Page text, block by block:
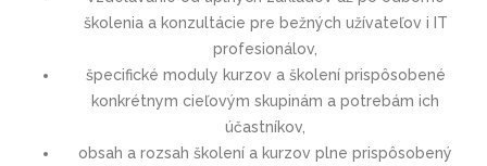
školenia a konzultácie pre bežných užívateľov i IT
profesionálov,
špecifické moduly kurzov a školení prispôsobené
konkrétnym cieľovým skupinám a potrebám ich
účastníkov,
obsah a rozsah školení a kurzov plne prispôsobený